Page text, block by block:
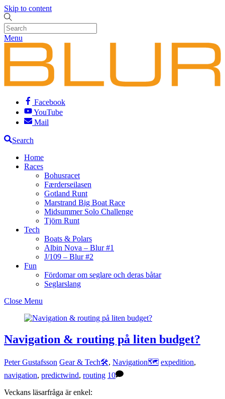
Skip to content
Menu
Facebook
YouTube
Mail
Search
Home
Races
Bohusracet
Færderseilasen
Gotland Runt
Marstrand Big Boat Race
Midsummer Solo Challenge
Tjörn Runt
Tech
Boats & Polars
Albin Nova – Blur #1
J/109 – Blur #2
Fun
Fördomar om seglare och deras båtar
Seglarslang
Close Menu
Navigation & routing på liten budget?
Peter Gustafsson Gear & Tech🛠, Navigation🗺 expedition,
navigation, predictwind, routing 10
Veckans läsarfråga är enkel: